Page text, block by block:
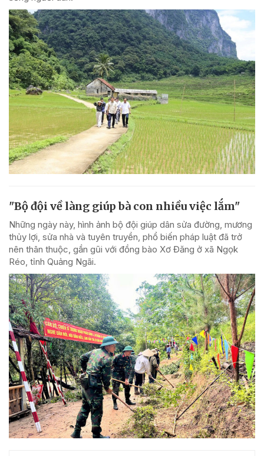
"Bộ đội về làng giúp bà con nhiều việc lắm"
Những ngày này, hình ảnh bộ đội giúp dân sửa đường, mương
thủy lợi, sửa nhà và tuyên truyền, phổ biến pháp luật đã trở
nên thân thuộc, gần gũi với đồng bào Xơ Đăng ở xã Ngọk
Réo, tỉnh Quảng Ngãi.